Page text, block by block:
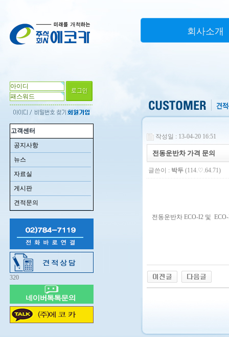
고객센터
공지사항
뉴스
자료실
게시판
견적문의
320
회사소개
작성일 : 13-04-20 16:51
전동운반차 가격 문의
글쓴이 : 박두 (114.♡.64.71)
전동운반차 ECO-I2 및